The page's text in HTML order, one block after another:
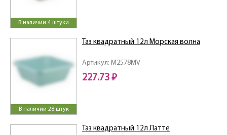
В наличии 4 штуки
В наличии 28 штук
Артикул: M2578MV
Таз квадратный 12л Морская волна
227.73 ₽
Таз квадратный 12л Латте